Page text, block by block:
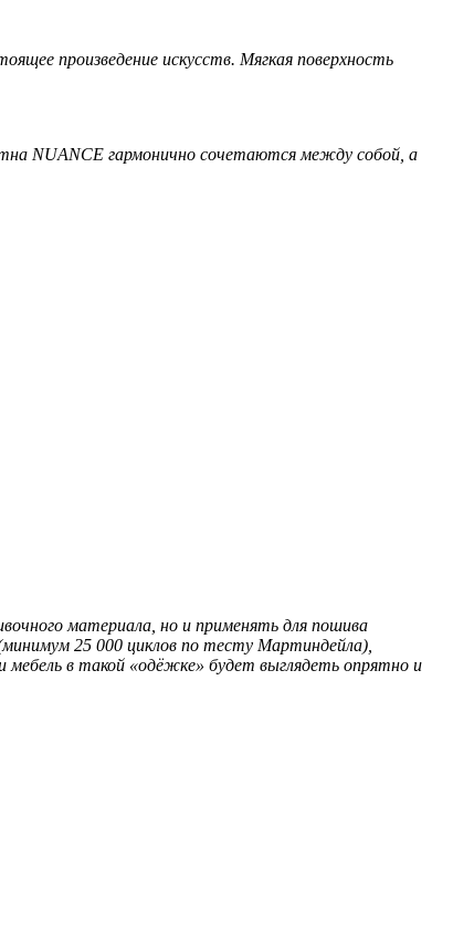
произведение искусств. Мягкая поверхность
NUANCE гармонично сочетаются между собой, а
материала, но и применять для пошива
25 000 циклов по тесту Мартиндейла),
в такой «одёжке» будет выглядеть опрятно и